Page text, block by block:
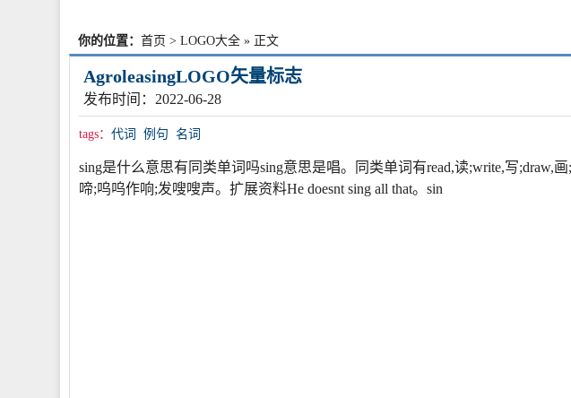
你的位置： 首页 > LOGO大全 » 正文
AgroleasingLOGO矢量标志
发布时间：2022-06-28
tags： 代词 例句 名词
sing是什么意思有同类单词吗sing意思是唱。同类单词有read,读;write,写;draw,
啼;呜呜作响;发嗖嗖声。扩展资料He doesnt sing all that。sin